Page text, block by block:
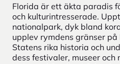
Florida är ett äkta paradis
och kulturintresserade.
nationalpark, dyk bland
upplev rymdens gränser på
Statens rika historia och
dess festivaler, museer och